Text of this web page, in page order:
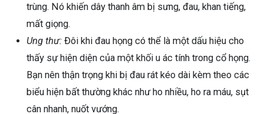
trùng. Nó khiến dây thanh âm bị sưng, đau, khan tiếng,
mất giọng.
Ung thư: Đôi khi đau họng có thể là một dấu hiệu cho
thấy sự hiện diện của một khối u ác tính trong cổ họng.
Bạn nên thận trọng khi bị đau rát kéo dài kèm theo các
biểu hiện bất thường khác như ho nhiều, ho ra máu, sụt
cân nhanh, nuốt vướng.